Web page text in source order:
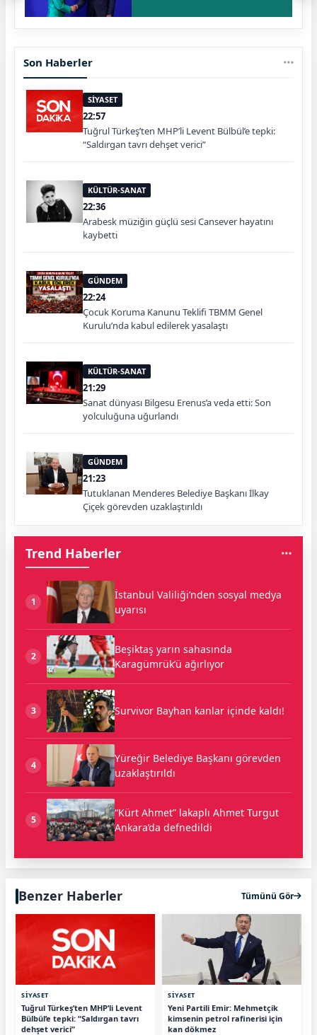
Son Haberler
SİYASET
22:57
Tuğrul Türkeş’ten MHP’li Levent Bülbül’e tepki:
“Saldırgan tavrı dehşet verici”
KÜLTÜR-SANAT
22:36
Arabesk müziğin güçlü sesi Cansever hayatını
kaybetti
GÜNDEM
22:24
Çocuk Koruma Kanunu Teklifi TBMM Genel
Kurulu’nda kabul edilerek yasalaştı
KÜLTÜR-SANAT
21:29
Sanat dünyası Bilgesu Erenus’a veda etti: Son
yolculuğuna uğurlandı
GÜNDEM
21:23
Tutuklanan Menderes Belediye Başkanı İlkay
Çiçek görevden uzaklaştırıldı
Trend Haberler
1
İstanbul Valiliği’nden sosyal medya
uyarısı
2
Beşiktaş yarın sahasında
Karagümrük’ü ağırlıyor
3 Survivor Bayhan kanlar içinde kaldı!
4
Yüreğir Belediye Başkanı görevden
uzaklaştırıldı
5
“Kürt Ahmet” lakaplı Ahmet Turgut
Ankara’da defnedildi
Benzer Haberler Tümünü Gör
SİYASET
Tuğrul Türkeş’ten MHP’li Levent
Bülbül’e tepki: “Saldırgan tavrı
dehşet verici”
SİYASET
Yeni Partili Emir: Mehmetçik
kimsenin petrol rafinerisi için
kan dökmez